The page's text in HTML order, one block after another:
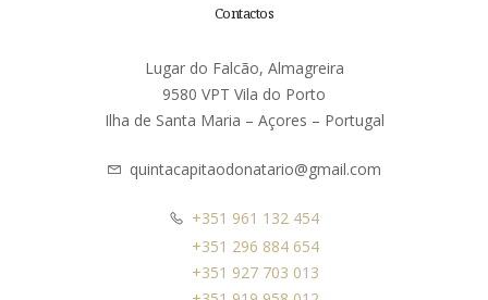
Contactos
Lugar do Falcão, Almagreira
9580 VPT Vila do Porto
Ilha de Santa Maria – Açores – Portugal
quintacapitaodonatario@gmail.com
+351 961 132 454
+351 296 884 654
+351 927 703 013